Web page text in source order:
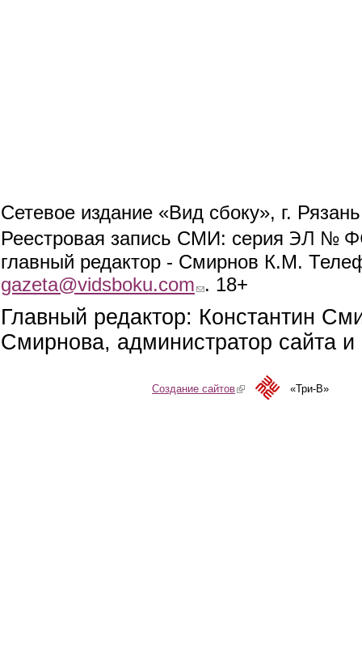
Сетевое издание «Вид сбоку», г.
Реестровая запись СМИ: серия ЭЛ №
главный редактор - Смирнов К.М.
gazeta@vidsboku.com (link sends e-mail)
. 18+
Главный редактор: Константин
Смирнова, администратор сайта
Создание сайтов(link is external)«Три-В»